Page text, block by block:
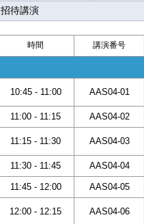
招待講演
時間 講演番号
10:45 - 11:00 AAS04-01
11:00 - 11:15 AAS04-02
11:15 - 11:30 AAS04-03
11:30 - 11:45 AAS04-04
11:45 - 12:00 AAS04-05
12:00 - 12:15 AAS04-06